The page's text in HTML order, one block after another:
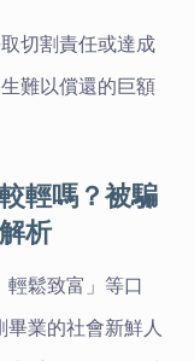
切割責任或達成
難以償還的巨額
輕嗎？被騙
析
輕鬆致富」等口
業的社會新鮮人